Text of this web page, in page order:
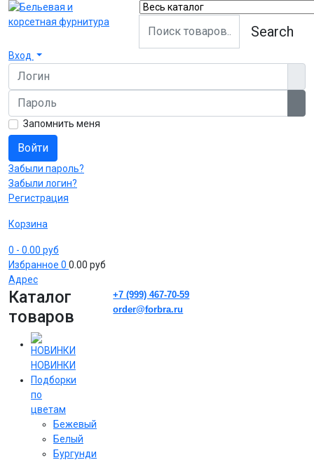
Search
Вход
Логин
Пароль
Запомнить меня
Войти
Забыли пароль?
Забыли логин?
Регистрация
Корзина
0 - 0.00 руб
Избранное 0 0.00 руб
Адрес
Каталог
товаров
НОВИНКИ
Подборки
по
цветам
Бежевый
Белый
Бургунди
+7 (999) 467-70-59
order@forbra.ru